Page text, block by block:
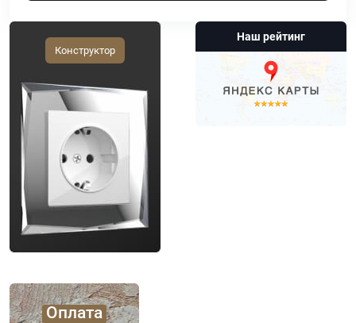
Конструктор
Наш рейтинг
Оплата